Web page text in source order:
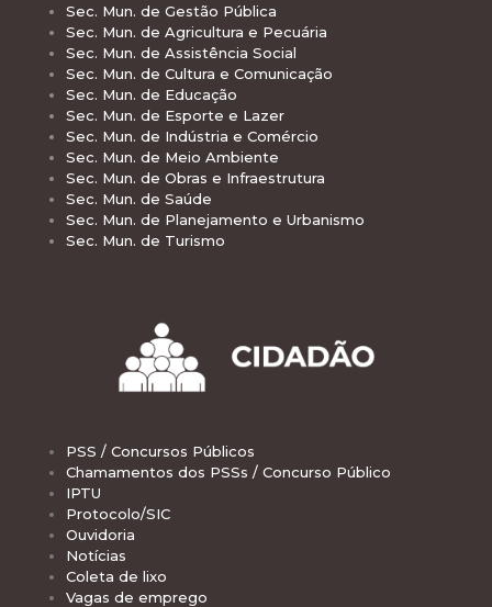
Sec. Mun. de Gestão Pública
Sec. Mun. de Agricultura e Pecuária
Sec. Mun. de Assistência Social
Sec. Mun. de Cultura e Comunicação
Sec. Mun. de Educação
Sec. Mun. de Esporte e Lazer
Sec. Mun. de Indústria e Comércio
Sec. Mun. de Meio Ambiente
Sec. Mun. de Obras e Infraestrutura
Sec. Mun. de Saúde
Sec. Mun. de Planejamento e Urbanismo
Sec. Mun. de Turismo
PSS / Concursos Públicos
Chamamentos dos PSSs / Concurso Público
IPTU
Protocolo/SIC
Ouvidoria
Notícias
Coleta de lixo
Vagas de emprego